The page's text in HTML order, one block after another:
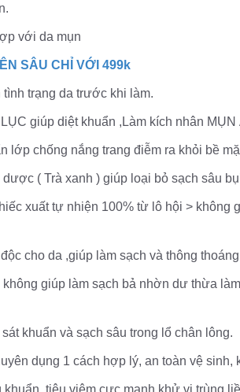
với da mụn
SÂU CHỈ VỚI 499k
tình trạng da trước khi làm.
giúp diệt khuẩn ,Làm kích nhân
lớp chống nắng trang điễm ra khỏi bề
( Trà xanh ) giúp loại bỏ sạch sâu
xuất tự nhiện 100% từ lô hội >
cho da ,giúp làm sạch và thông
giúp làm sạch bả nhờn dư thừa
khuẩn và sạch sâu trong lổ chân lông.
dụng 1 cách hợp lý, an toàn vệ sinh,
,tiêu viêm cực mạnh khử vi